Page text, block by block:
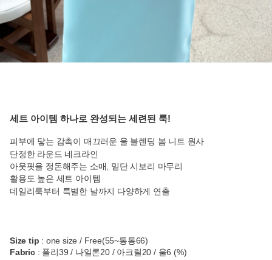
세트 아이템 하나로 완성되는 세련된 룩!
피부에 닿는 감촉이 매끄러운 울 블렌딩 봄 니트 원사
단정한 라운드 네크라인
아웃핏을 정돈해주는 소매, 밑단 시보리 마무리
활용도 높은 세트 아이템
데일리룩부터 특별한 날까지 다양하게 연출
Size tip : one size / Free(55~통통66)
Fabric: 폴리39 / 나일론20 / 아크릴20 / 울6 (%)